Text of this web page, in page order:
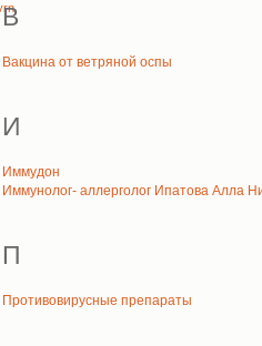
В
Вакцина от ветряной оспы
И
Иммудон
Иммунолог- аллерголог Ипатова Алла
П
Противовирусные препараты